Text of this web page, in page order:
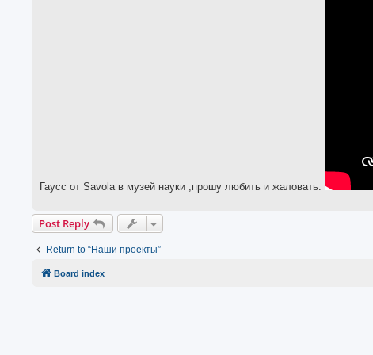
Гаусс от Savola в музей науки ,прошу любить и жаловать.
Post Reply
Return to “Наши проекты”
Board index